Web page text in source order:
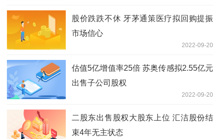
股价跌跌不休 牙茅通策医疗拟回购提振
市场信心
2022-09-20
估值5亿增值率25倍 苏奥传感拟2.55亿元
出售子公司股权
2022-09-20
二股东出售股权大股东上位 汇洁股份结
束4年无主状态